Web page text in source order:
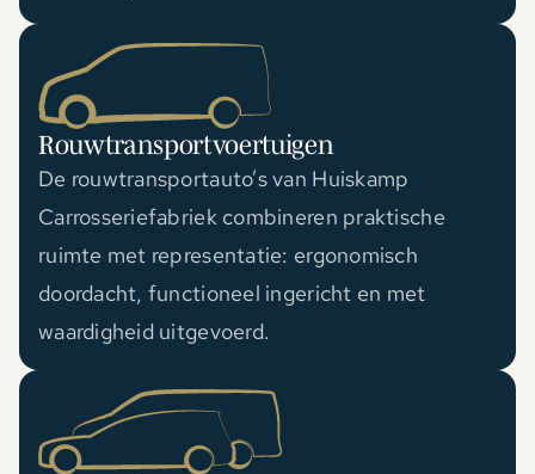
Rouwtransportvoertuigen
De rouwtransportauto’s van Huiskamp
Carrosseriefabriek combineren praktische
ruimte met representatie: ergonomisch
doordacht, functioneel ingericht en met
waardigheid uitgevoerd.